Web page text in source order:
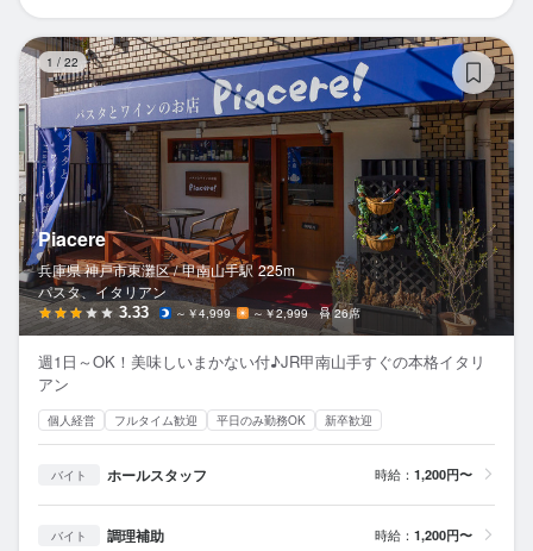
1 / 22
Piacere
兵庫県 神戸市東灘区 / 甲南山手駅 225m
パスタ、イタリアン
3.33 ～￥4,999 ～￥2,999 26席
週1日～OK！美味しいまかない付♪JR甲南山手すぐの本格イタリ
アン
個人経営 フルタイム歓迎 平日のみ勤務OK 新卒歓迎
バイト ホールスタッフ 時給： 1,200円〜
バイト 調理補助 時給： 1,200円〜